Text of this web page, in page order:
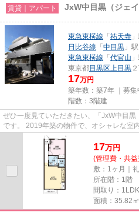
賃貸｜アパート JxW中目黒（ジェ
東急東横線 「 祐天寺
日比谷線 「 中目黒 」
東急東横線 「 代官山
東京都目黒区上目黒
17万円
築年数：築7年 ｜募集
階数：3階建
ぜひ一度見ていただきたい、「JxW中目黒
です。 2019年築の物件で、オシャレな室
の多い、2駅利用可能物件です。...
17万円
(管理費・共
敷：1ヶ月｜
所在階：1階
間取り：1LDK
面積：35.82㎡